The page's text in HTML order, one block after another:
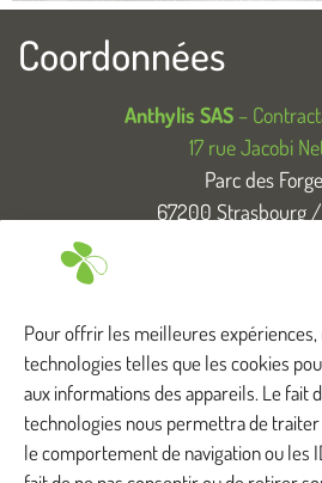
Pour offrir les meilleures expériences,
technologies telles que les cookies
aux informations des appareils. Le fait
technologies nous permettra de
le comportement de navigation ou les
Coordonnées
Anthylis SAS–
17 rue Jacobi
Parc des
67200 Strasbourg
Anthylis intervient